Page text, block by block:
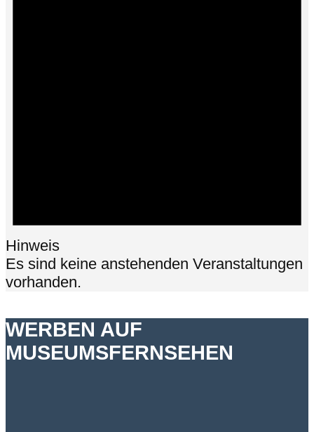
Hinweis
Es sind keine anstehenden Veranstaltungen
vorhanden.
WERBEN AUF
MUSEUMSFERNSEHEN